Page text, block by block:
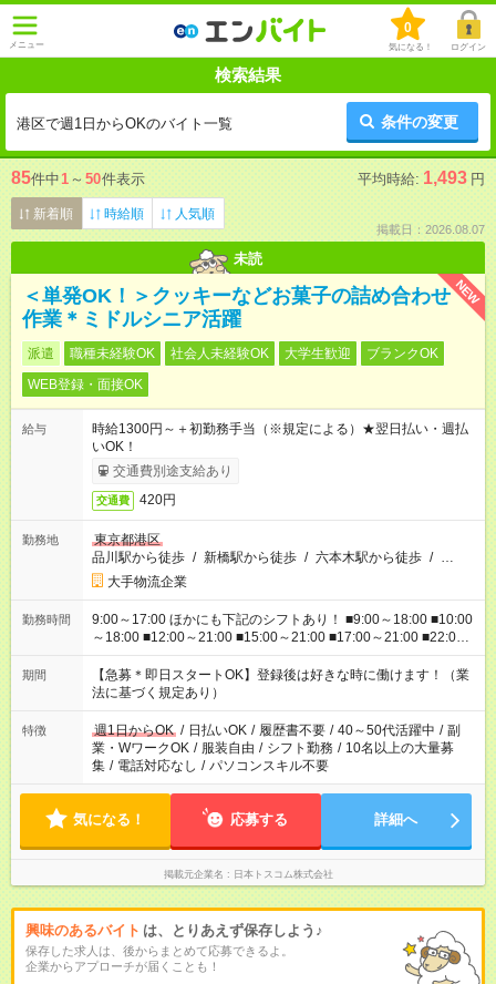
メニュー
0
気になる！ ログイン
検索結果
港区で週1日からOKのバイト一覧 条件の変更
85件中1 ～ 50件表示 平均時給: 1,493 円
新着順 時給順 人気順
掲載日：2026.08.07
未読
NEW
＜単発OK！＞クッキーなどお菓子の詰め合わせ
作業＊ミドルシニア活躍
派遣 職種未経験OK 社会人未経験OK 大学生歓迎
ブランクOK
WEB登録・面接OK
給与
時給1300円～＋初勤務手当（※規定による）★翌日払い・週払
いOK！
交通費別途支給あり
交通費 420円
勤務地
東京都港区
品川駅から徒歩 / 新橋駅から徒歩 / 六本木駅から徒歩 / …
大手物流企業
勤務時間
9:00～17:00 ほかにも下記のシフトあり！ ■9:00～18:00 ■10:00
～18:00 ■12:00～21:00 ■15:00～21:00 ■17:00～21:00 ■22:00
～翌6:00 など ※お仕事、勤務地により勤務時間帯は異なりま
す
期間
【急募＊即日スタートOK】登録後は好きな時に働けます！（業
法に基づく規定あり）
特徴 週1日からOK / 日払いOK / 履歴書不要 / 40～50代活躍中 / 副
業・WワークOK / 服装自由 / シフト勤務 / 10名以上の大量募
集 / 電話対応なし / パソコンスキル不要
気になる！ 応募する 詳細へ
掲載元企業名 日本トスコム株式会社
興味のあるバイト は、とりあえず保存しよう♪
保存した求人は、後からまとめて応募できるよ。
企業からアプローチが届くことも！